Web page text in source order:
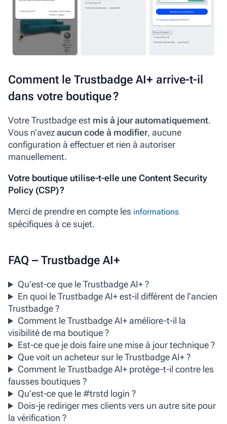
Comment le Trustbadge AI+ arrive-t-il
dans votre boutique ?
Votre Trustbadge est mis à jour automatiquement.
Vous n’avezaucun code à modifier, aucune
configuration à effectuer et rien à autoriser
manuellement.
Votre boutique utilise-t-elle une Content Security
Policy (CSP) ?
Merci de prendre en compte les informations
spécifiques à ce sujet.
FAQ – Trustbadge AI+
Qu’est-ce que le Trustbadge AI+ ?
En quoi le Trustbadge AI+ est-il différent de l’ancien
Trustbadge ?
Comment le Trustbadge AI+ améliore-t-il la
visibilité de ma boutique ?
Est-ce que je dois faire une mise à jour technique ?
Que voit un acheteur sur le Trustbadge AI+ ?
Comment le Trustbadge AI+ protège-t-il contre les
fausses boutiques ?
Qu’est-ce que le #trstd login ?
Dois-je rediriger mes clients vers un autre site pour
la vérification ?